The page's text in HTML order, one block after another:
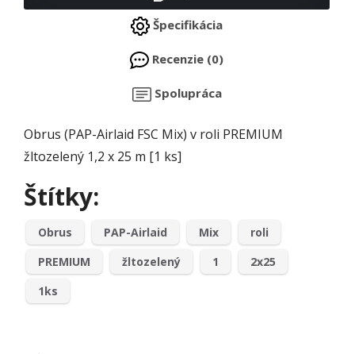
Špecifikácia
Recenzie (0)
Spolupráca
Obrus (PAP-Airlaid FSC Mix) v roli PREMIUM
žltozelený 1,2 x 25 m [1 ks]
Štítky:
Obrus PAP-Airlaid Mix
roli
PREMIUM
žltozelený 1
2x25
1ks